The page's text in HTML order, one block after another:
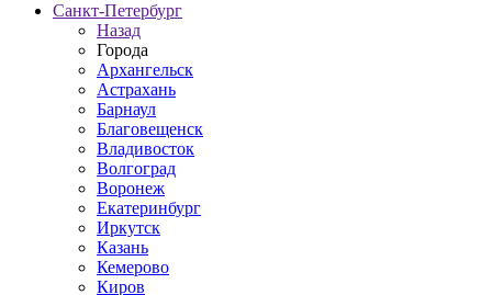
Санкт-Петербург
Назад
Города
Архангельск
Астрахань
Барнаул
Благовещенск
Владивосток
Волгоград
Воронеж
Екатеринбург
Иркутск
Казань
Кемерово
Киров